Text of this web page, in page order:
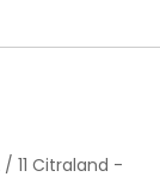
11 Citraland -